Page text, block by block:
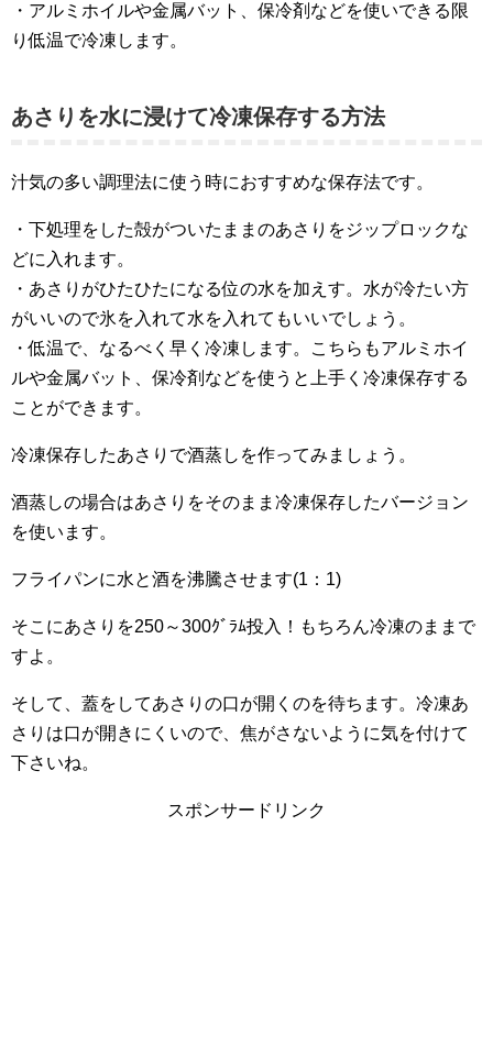
・アルミホイルや金属バット、保冷剤などを使いできる限
り低温で冷凍します。
あさりを水に浸けて冷凍保存する方法
汁気の多い調理法に使う時におすすめな保存法です。
・下処理をした殻がついたままのあさりをジップロックな
どに入れます。
・あさりがひたひたになる位の水を加えす。水が冷たい方
がいいので氷を入れて水を入れてもいいでしょう。
・低温で、なるべく早く冷凍します。こちらもアルミホイ
ルや金属バット、保冷剤などを使うと上手く冷凍保存する
ことができます。
冷凍保存したあさりで酒蒸しを作ってみましょう。
酒蒸しの場合はあさりをそのまま冷凍保存したバージョン
を使います。
フライパンに水と酒を沸騰させます(1：1)
そこにあさりを250～300ｸﾞﾗﾑ投入！もちろん冷凍のままで
すよ。
そして、蓋をしてあさりの口が開くのを待ちます。冷凍あ
さりは口が開きにくいので、焦がさないように気を付けて
下さいね。
スポンサードリンク